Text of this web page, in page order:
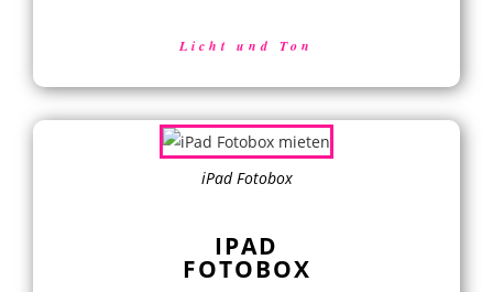
Licht und Ton
iPad Fotobox
IPAD
FOTOBOX